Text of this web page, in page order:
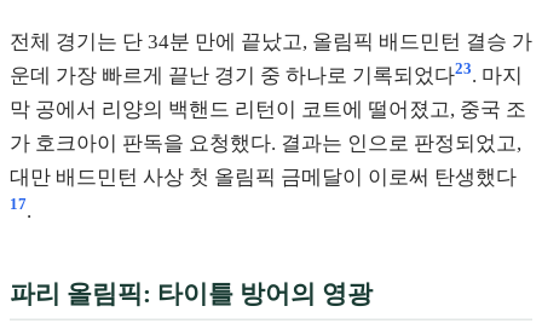
전체 경기는 단 34분 만에 끝났고, 올림픽 배드민턴 결승 가
운데 가장 빠르게 끝난 경기 중 하나로 기록되었다23. 마지
막 공에서 리양의 백핸드 리턴이 코트에 떨어졌고, 중국 조
가 호크아이 판독을 요청했다. 결과는 인으로 판정되었고,
대만 배드민턴 사상 첫 올림픽 금메달이 이로써 탄생했다
17.
파리 올림픽: 타이틀 방어의 영광